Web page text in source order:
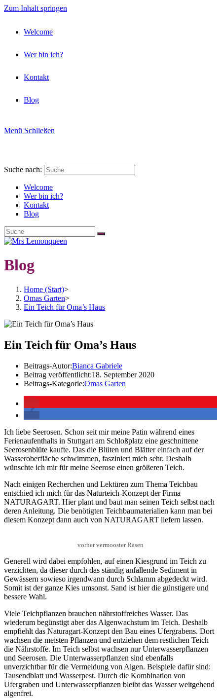
Zum Inhalt springen
Welcome
Wer bin ich?
Kontakt
Blog
Menü Schließen
Suche nach:
Welcome
Wer bin ich?
Kontakt
Blog
Blog
Home (Start)>
Omas Garten>
Ein Teich für Oma’s Haus
Ein Teich für Oma’s Haus
Beitrags-Autor:Bianca Gabriele
Beitrag veröffentlicht:18. September 2020
Beitrags-Kategorie:Omas Garten
Ich liebe Seerosen. Schon seit mir meine Patin während eines
Ferienaufenthalts in Stuttgart am Schloßplatz eine geschnittene
Seerosenblüte kaufte. Das die Blüten und Blätter einfach auf der
Wasseroberfläche schwimmen, fasziniert mich sehr. Deshalb
wünschte ich mir für meine Seerose einen größeren Teich.
Nach einigen Recherchen und Lektüren zum Thema Teichbau
entschied ich mich für das Naturteich-Konzept der Firma
NATURAGART. Hier plant und baut man seinen Teich selbst nach
deren Anleitung. Die benötigten Teichbaumaterialien kann man bei
diesem Konzept dann auch von NATURAGART liefern lassen.
vorher vermooster Rasen
Generell wird dabei empfohlen, auf einen Kiesgrund im Teich zu
verzichten, da dieser durch das ständig anfallende Sediment in
Gewässern sowieso irgendwann durch Schlamm abgedeckt wird.
Somit ist der ganze Kies umsonst. Sand ist hier die günstigere und
bessere Wahl.
Viele Teichpflanzen brauchen nährstoffreiches Wasser. Das
wiederum begünstigt aber das Algenwachstum im Teich. Deshalb
empfiehlt das Naturagart-Konzept den Bau eines Ufergrabens. Dort
wachsen die meisten Pflanzen und entziehen dem restlichen Teich
die Nährstoffe. Im Teich selbst wachsen nur Unterwasserpflanzen
und Seerosen. Die Unterwasserpflanzen sind ebenfalls
unverzichtbar für die Vermeidung von Algen. Beispiele dafür sind:
Tausendblatt und Wasserpest. Durch die Kombination von
Ufergraben und Unterwasserpflanzen bleibt das Wasser weitgehend
algenfrei.